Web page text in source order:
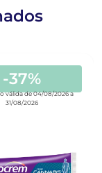
-37%
válida de 04/08/2026 a
31/08/2026